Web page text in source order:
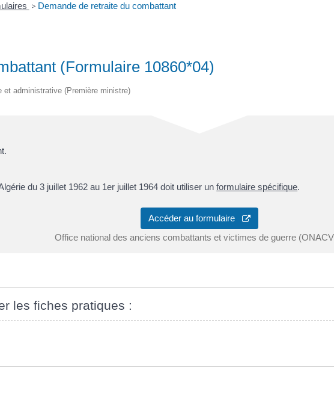
> Demande de retraite du combattant
(Formulaire 10860*04)
et administrative (Première ministre)
du 3 juillet 1962 au 1er juillet 1964 doit utiliser unformulaire spécifique.
Accéder au formulaire
Office national des anciens combattants et victimes de guerre
les fiches pratiques :